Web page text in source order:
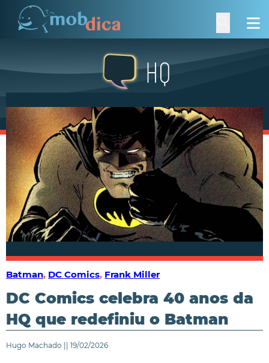
Batman, DC Comics, Frank Miller
DC Comics celebra 40 anos da
HQ que redefiniu o Batman
Hugo Machado || 19/02/2026